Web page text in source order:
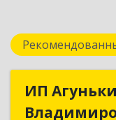
ИП